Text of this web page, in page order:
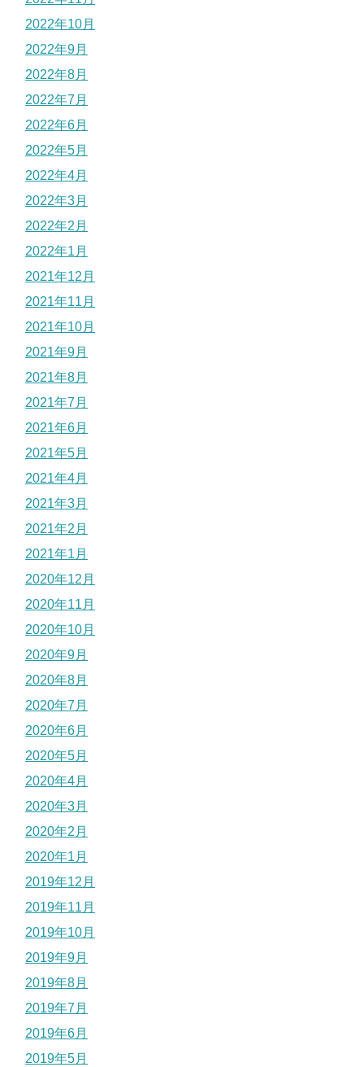
2022年10月
2022年9月
2022年8月
2022年7月
2022年6月
2022年5月
2022年4月
2022年3月
2022年2月
2022年1月
2021年12月
2021年11月
2021年10月
2021年9月
2021年8月
2021年7月
2021年6月
2021年5月
2021年4月
2021年3月
2021年2月
2021年1月
2020年12月
2020年11月
2020年10月
2020年9月
2020年8月
2020年7月
2020年6月
2020年5月
2020年4月
2020年3月
2020年2月
2020年1月
2019年12月
2019年11月
2019年10月
2019年9月
2019年8月
2019年7月
2019年6月
2019年5月